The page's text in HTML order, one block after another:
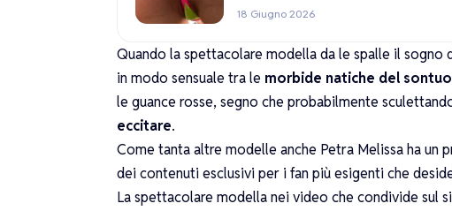
18 Giugno 2026
Quando la spettacolare modella da le spalle il
in modo sensuale tra le morbide natiche del
le guance rosse, segno che probabilmente
eccitare.
Come tanta altre modelle anche Petra Melissa ha un
dei contenuti esclusivi per i fan più esigenti che
La spettacolare modella nei video che condivide sul